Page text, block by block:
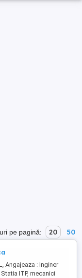
pe pagină: 20 50
Angajeaza : Inginer
ITP, mecanici